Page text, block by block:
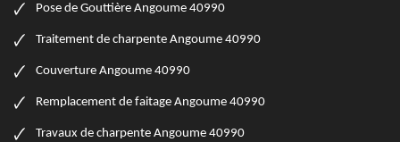
Pose de Gouttière Angoume 40990
Traitement de charpente Angoume 40990
Couverture Angoume 40990
Remplacement de faitage Angoume 40990
Travaux de charpente Angoume 40990